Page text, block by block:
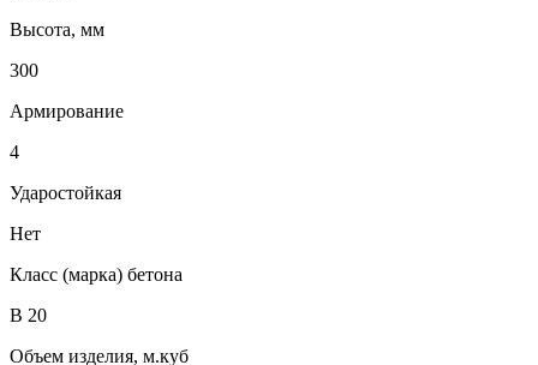
Высота, мм
300
Армирование
4
Ударостойкая
Нет
Класс (марка) бетона
В 20
Объем изделия, м.куб